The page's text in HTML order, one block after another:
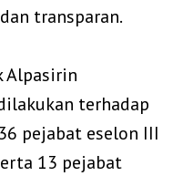
transparan.
Alpasirin
terhadap
pejabat eselon III
13 pejabat